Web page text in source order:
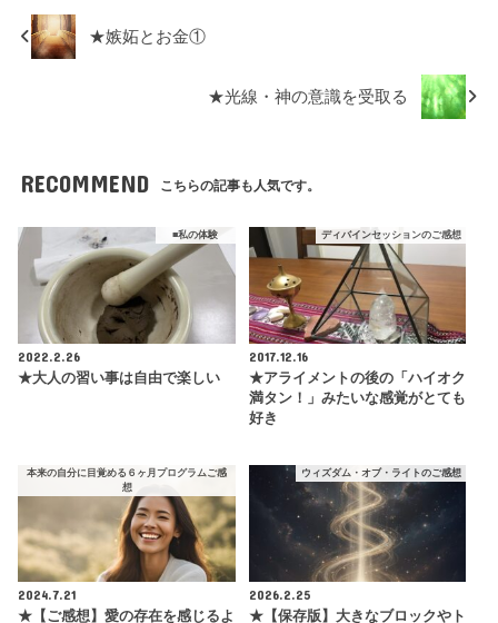
★嫉妬とお金①
★光線・神の意識を受取る
RECOMMEND こちらの記事も人気です。
■私の体験
2022.2.26
★大人の習い事は自由で楽しい
ディバインセッションのご感想
2017.12.16
★アライメントの後の「ハイオク
満タン！」みたいな感覚がとても
好き
本来の自分に目覚める６ヶ月プログラムご感
想
2024.7.21
★【ご感想】愛の存在を感じるよ
ウィズダム・オブ・ライトのご感想
2026.2.25
★【保存版】大きなブロックやト